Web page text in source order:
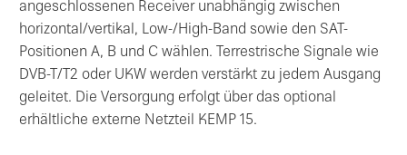
angeschlossenen Receiver unabhängig zwischen
horizontal/vertikal, Low-/High-Band sowie den SAT-
Positionen A, B und C wählen. Terrestrische Signale wie
DVB-T/T2 oder UKW werden verstärkt zu jedem Ausgang
geleitet. Die Versorgung erfolgt über das optional
erhältliche externe Netzteil KEMP 15.